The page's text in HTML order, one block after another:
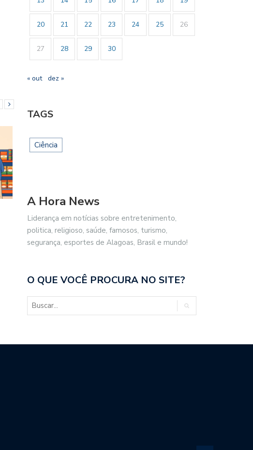
BRASIL REPUDIA REVOGAÇÃO DE
VISTO…
MACEIÓ REFORÇAM…
20 21 22 23 24 25 26
27 28 29 30
« out dez »
TAGS
Ciência
A Hora News
Liderança em notícias sobre entretenimento,
politica, religioso, saúde, famosos, turismo,
segurança, esportes de Alagoas, Brasil e mundo!
O QUE VOCÊ PROCURA NO SITE?